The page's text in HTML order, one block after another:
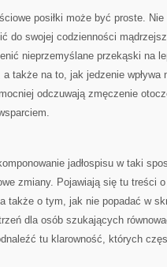
posiłki może być proste.
do swojej codzienności
nieprzemyślane przekąski na
także na to, jak jedzenie wpływa
odczuwają zmęczenie
jadłospisu w taki
zmiany. Pojawiają się tu treści
także o tym, jak nie popadać w
dla osób szukających
tu klarowność, których